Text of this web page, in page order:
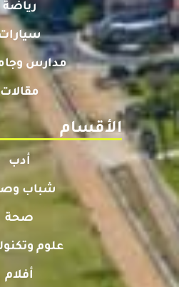
رياضة
مدارس
مقالات
الأقسام
أدب
شباب
صحة
علوم
أفلام